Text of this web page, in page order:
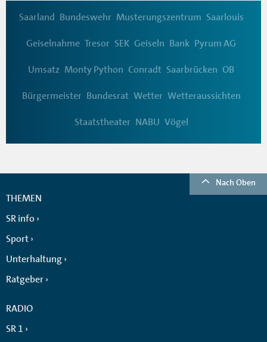
Saarland Bundeswehr Musterungszentrum Saarlouis
Geiselnahme Tresor SEK Geiseln Bank Pyrum AG
Umsatz Monty Python Conradt Saarbrücken OB
Bürgermeister Bundesrat Wetter Wetteraussichten
Staatstheater NABU Vögel
Nach Oben
THEMEN
SR info
Sport
Unterhaltung
Ratgeber
RADIO
SR 1